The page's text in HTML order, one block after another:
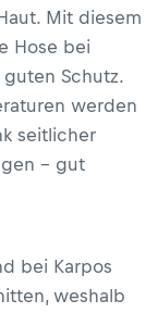
Mit diesem
Hose bei
Schutz.
werden
seitlicher
– gut
bei Karpos
weshalb